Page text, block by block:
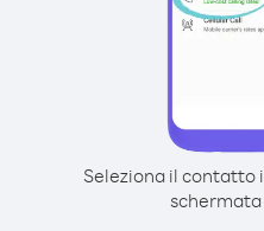
Seleziona il contatto